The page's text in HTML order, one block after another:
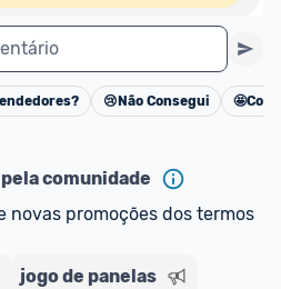
Cancelar
😢 Não Consegui 🤩
comunidade
novas promoções dos termos
jogo de panelas